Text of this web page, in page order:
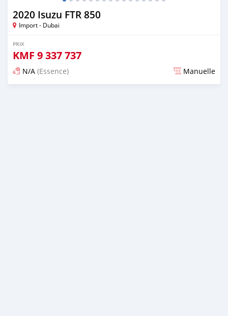
2020 Isuzu FTR 850
Import - Dubai
PRIX
KMF 9 337 737
N/A (Essence) Manuelle